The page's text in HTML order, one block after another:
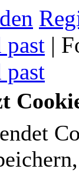
past |
past